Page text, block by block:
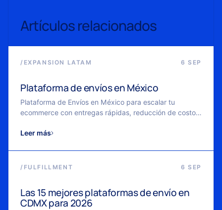
Artículos relacionados
/ EXPANSION LATAM 6 SEP
Plataforma de envíos en México
Plataforma de Envíos en México para escalar tu
ecommerce con entregas rápidas, reducción de costos
Leer más
/ FULFILLMENT 6 SEP
Las 15 mejores plataformas de envío en
CDMX para 2026